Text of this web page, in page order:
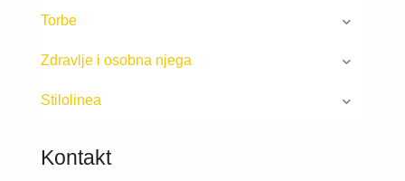
Torbe
Zdravlje i osobna njega
Stilolinea
Kontakt